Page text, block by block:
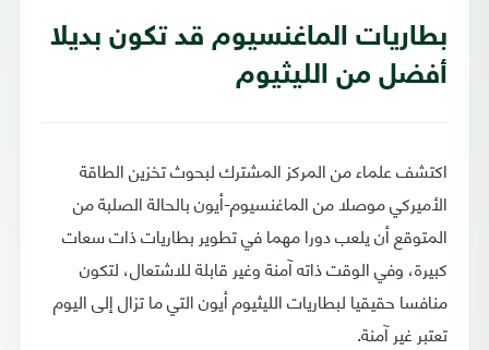
بطاريات الماغنسيوم قد تكون بديلا
أفضل من الليثيوم
اكتشف علماء من المركز المشترك لبحوث تخزين الطاقة
الأميركي موصلا من الماغنسيوم-أيون بالحالة الصلبة من
المتوقع أن يلعب دورا مهما في تطوير بطاريات ذات سعات
كبيرة، وفي الوقت ذاته آمنة وغير قابلة للاشتعال، لتكون
منافسا حقيقيا لبطاريات الليثيوم أيون التي ما تزال إلى اليوم
تعتبر غير آمنة.